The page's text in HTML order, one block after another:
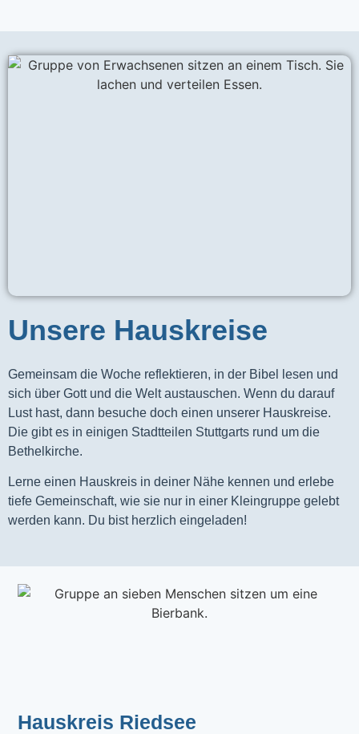
Unsere Hauskreise
Gemeinsam die Woche reflektieren, in der Bibel lesen und
sich über Gott und die Welt austauschen. Wenn du darauf
Lust hast, dann besuche doch einen unserer Hauskreise.
Die gibt es in einigen Stadtteilen Stuttgarts rund um die
Bethelkirche.
Lerne einen Hauskreis in deiner Nähe kennen und erlebe
tiefe Gemeinschaft, wie sie nur in einer Kleingruppe gelebt
werden kann. Du bist herzlich eingeladen!
Hauskreis Riedsee